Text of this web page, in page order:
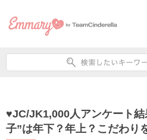
♥JC/JK1,000人アンケート
子”は年下？年上？こだわり